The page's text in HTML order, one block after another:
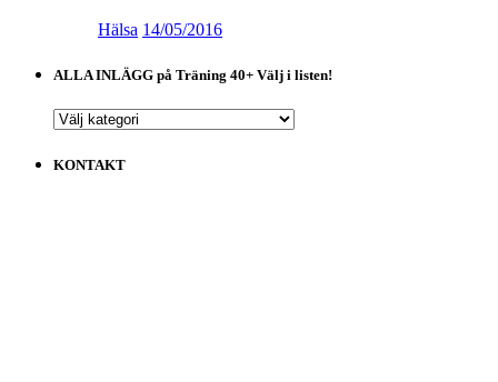
Hälsa 14/05/2016
ALLA INLÄGG på Träning 40+ Välj i listen!
ALLA
på
KONTAKT